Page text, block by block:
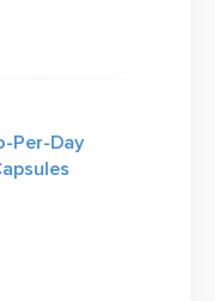
Per-Day